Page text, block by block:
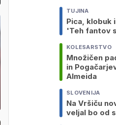
TUJINA
Pica, klobuk
'Teh fantov
KOLESARSTVO
Množičen
in
Almeida
SLOVENIJA
Na Vršiču
veljal bo od